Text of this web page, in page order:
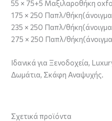
55 × 75+5 Μαξιλαροθήκη
175 × 250 Παπλ/
235 × 250 Παπλ/
275 × 250 Παπλ/
Ιδανικά για Ξενοδοχεία,
Δωμάτια, Σκάφη Αναψυχής.
Σχετικά προϊόντα